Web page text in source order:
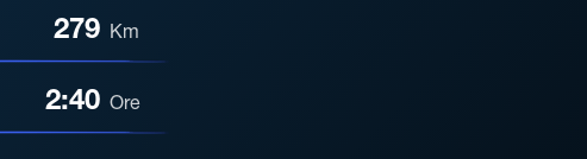
279 Km
2:40 Ore